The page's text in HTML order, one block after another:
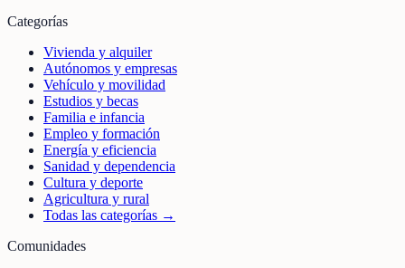
Categorías
Vivienda y alquiler
Autónomos y empresas
Vehículo y movilidad
Estudios y becas
Familia e infancia
Empleo y formación
Energía y eficiencia
Sanidad y dependencia
Cultura y deporte
Agricultura y rural
Todas las categorías →
Comunidades